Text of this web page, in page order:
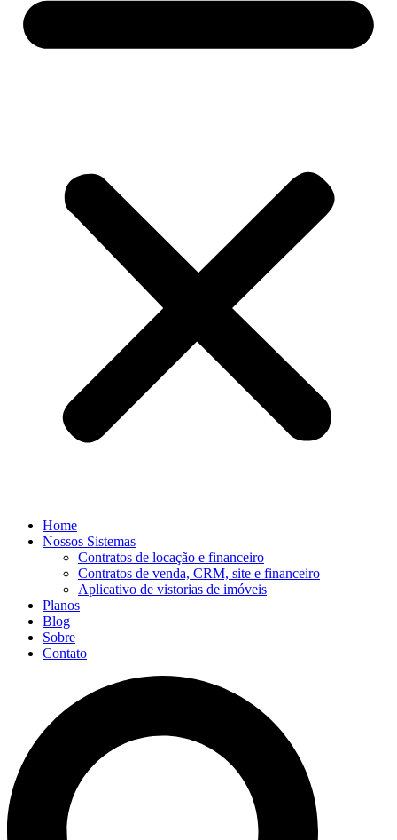
Home
Nossos Sistemas
Contratos de locação e financeiro
Contratos de venda, CRM, site e financeiro
Aplicativo de vistorias de imóveis
Planos
Blog
Sobre
Contato